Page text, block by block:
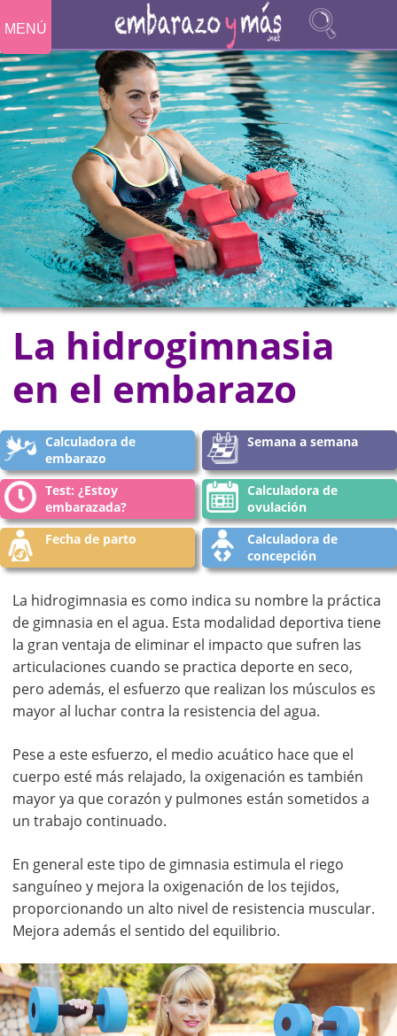
MENÚ
La hidrogimnasia
en el embarazo
Calculadora de
embarazo
Semana a semana
Test: ¿Estoy
embarazada?
Calculadora de
ovulación
Fecha de parto
Calculadora de
concepción
La hidrogimnasia es como indica su nombre la práctica
de gimnasia en el agua. Esta modalidad deportiva tiene
la gran ventaja de eliminar el impacto que sufren las
articulaciones cuando se practica deporte en seco,
pero además, el esfuerzo que realizan los músculos es
mayor al luchar contra la resistencia del agua.
Pese a este esfuerzo, el medio acuático hace que el
cuerpo esté más relajado, la oxigenación es también
mayor ya que corazón y pulmones están sometidos a
un trabajo continuado.
En general este tipo de gimnasia estimula el riego
sanguíneo y mejora la oxigenación de los tejidos,
proporcionando un alto nivel de resistencia muscular.
Mejora además el sentido del equilibrio.